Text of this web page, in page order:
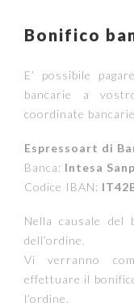
Bonifico
E’ possibile
bancarie a
coordinate bancarie
Espressoart di
Banca: Intesa
Codice IBAN:
Nella causale del
dell’ordine.
Vi verranno
effettuare il
l’ordine.